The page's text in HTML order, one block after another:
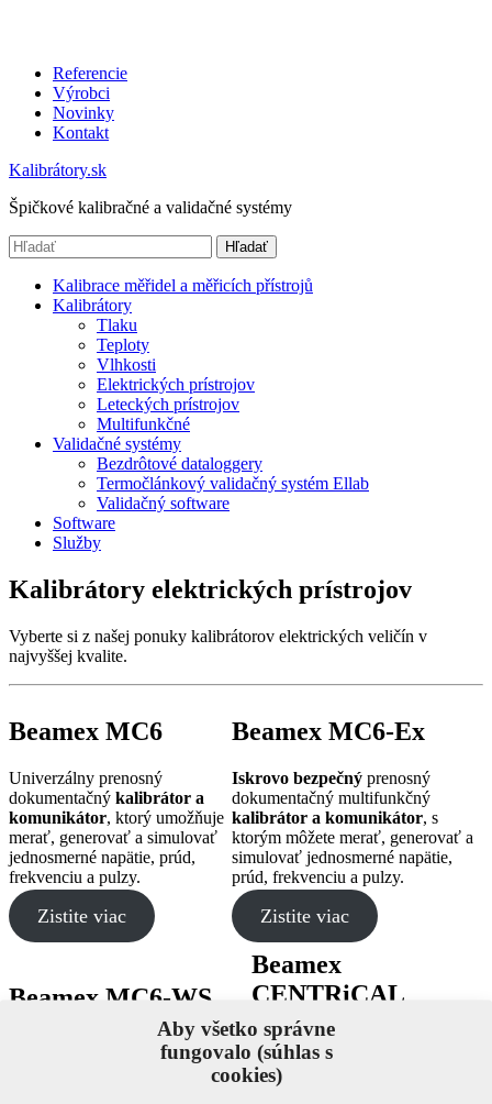
Aby všetko správne
fungovalo (súhlas s
cookies)
Referencie
Výrobci
Novinky
Kontakt
Kalibrátory.sk
Špičkové kalibračné a validačné systémy
Hľadať
Kalibrace měřidel a měřicích přístrojů
Kalibrátory
Tlaku
Teploty
Vlhkosti
Elektrických prístrojov
Leteckých prístrojov
Multifunkčné
Validačné systémy
Bezdrôtové dataloggery
Termočlánkový validačný systém Ellab
Validačný software
Software
Služby
Kalibrátory elektrických prístrojov
Vyberte si z našej ponuky kalibrátorov elektrických veličín v
najvyššej kvalite.
Beamex MC6
Univerzálny prenosný
dokumentačný kalibrátor a
komunikátor, ktorý umožňuje
merať, generovať a simulovať
jednosmerné napätie, prúd,
frekvenciu a pulzy.
Zistite viac
Beamex MC6-Ex
Iskrovo bezpečnýprenosný
dokumentačný multifunkčný
kalibrátor a komunikátor, s
ktorým môžete merať, generovať a
simulovať jednosmerné napätie,
prúd, frekvenciu a pulzy.
Zistite viac
Beamex MC6-WS
kalibrátor a
určenýna montáž
. V prípade kalibrácie
Beamex
CENTRiCAL
Modulárne skúšobné a